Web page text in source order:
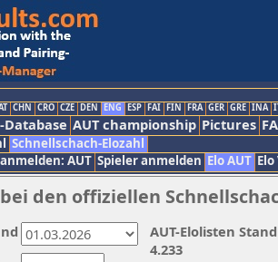
CHN CRO CZE DEN ENG ESP FAI FIN FRA GER GRE INA
AUT championship Pictures
Schnellschach-Elozahl
AUT Spieler anmelden Elo AUT
den offiziellen
AUT-Elolisten
4.233